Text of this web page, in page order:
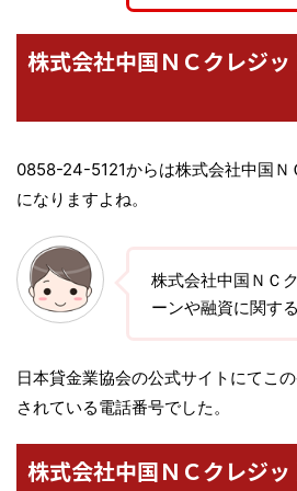
株式会社中国ＮＣクレジ
0858-24-5121からは株式会社中国Ｎ
になりますよね。
株式会社中国ＮＣ
ーンや融資に関す
日本貸金業協会の公式サイトにてこ
されている電話番号でした。
株式会社中国ＮＣクレジ